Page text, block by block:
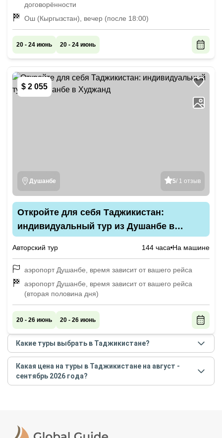
договорённости
Ош (Кыргызстан), вечер (после 18:00)
20 - 24 июнь 20 - 24 июнь
$ 2 055
5/ 1 отзыв
Душанбе
Откройте для себя Таджикистан:
индивидуальный тур из Душанбе в
Авторский тур 144 часа На машине
аэропорт Душанбе, время зависит от вашего рейса
аэропорт Душанбе, время зависит от вашего рейса
(вторая половина дня)
20 - 26 июнь 20 - 26 июнь
Какие туры выбрать в Таджикистане?
Самые популярные турыв Таджикистанев августе
- сентябре 2026года:
Фанские горы, Искандеркуль и Семь озёр:
вашей компании
Какая цена на туры в Таджикистане на август -
сентябрь 2026 года?